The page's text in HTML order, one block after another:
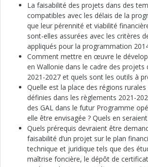
La faisabilité des projets dans des
compatibles avec les délais de la
que leur pérennité et viabilité
sont-elles assurées avec les critères
appliqués pour la programmation
Comment mettre en œuvre le
en Wallonie dans le cadre des projets
2021-2027 et quels sont les outils à
Quelle est la place des régions
définies dans les règlements 2021-
des GAL dans le futur Programme
elle être envisagée ? Quels en
Quels prérequis devraient être
faisabilité d’un projet sur le plan
technique et juridique tels que des
maîtrise foncière, le dépôt de